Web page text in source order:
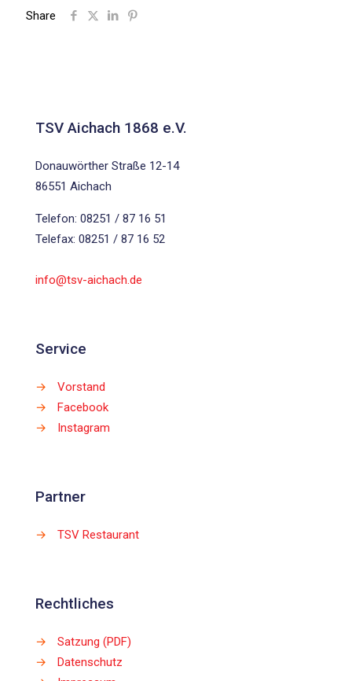
Share
TSV Aichach 1868 e.V.
Donauwörther Straße 12-14
86551 Aichach
Telefon: 08251 / 87 16 51
Telefax: 08251 / 87 16 52
info@tsv-aichach.de
Service
→
Vorstand
→
Facebook
→
Instagram
Partner
→ TSV Restaurant
Rechtliches
→
Satzung (PDF)
→
Datenschutz